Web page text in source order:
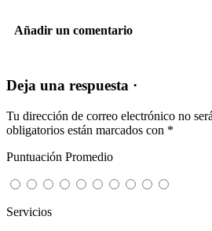
Añadir un comentario
Deja una respuesta ·
Tu dirección de correo electrónico no
obligatorios están marcados con *
Puntuación Promedio
Servicios